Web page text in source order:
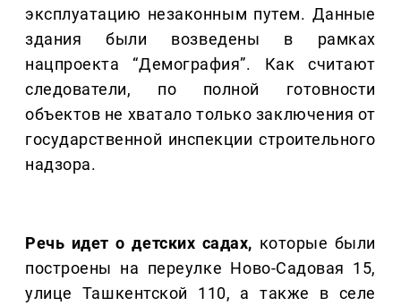
эксплуатацию незаконным путем. Данные
здания были возведены в рамках
нацпроекта “Демография”. Как считают
следователи, по полной готовности
объектов не хватало только заключения от
государственной инспекции строительного
надзора.
Речь идет о детских садах, которые были
построены на переулке Ново-Садовая 15,
улице Ташкентской 110, а также в селе